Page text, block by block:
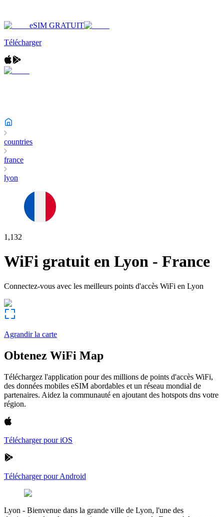
eSIM GRATUIT
Télécharger
countries
france
lyon
1,132
WiFi gratuit en Lyon - France
Connectez-vous avec les meilleurs points d'accès WiFi en Lyon
Agrandir la carte
Obtenez WiFi Map
Téléchargez l'application pour des millions de points d'accès WiFi,
des données mobiles eSIM abordables et un réseau mondial de
partenaires. Aidez la communauté en ajoutant des hotspots dns votre
région.
Télécharger pour iOS
Télécharger pour Android
Lyon - Bienvenue dans la grande ville de Lyon, l'une des